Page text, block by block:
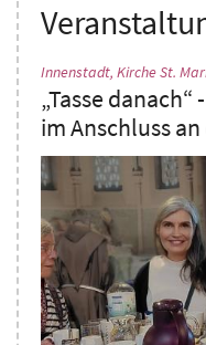
Innenstadt, Kirche St.
„Tasse
im Anschluss an